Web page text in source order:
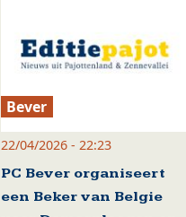
Bever
22/04/2026 - 22:23
PC Bever organiseert
een Beker van Belgie